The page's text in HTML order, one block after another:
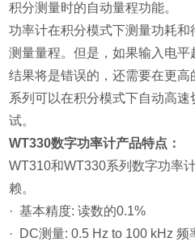
积分测量时的自动量程功能。
功率计在积分模式下测量功耗
测量量程。但是，如果输入电
结果将是错误的，还需要在更
系列可以在积分模式下自动高速
试。
WT330数字功率计产品特点：
WT310和WT330系列数字功率
赖。
· 基本精度: 读数的0.1%
· DC测量: 0.5 Hz to 100 kHz 频